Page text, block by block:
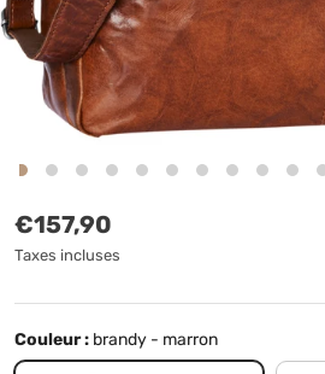
Prix habituel
€157,90
Taxes incluses
Couleur : brandy - marron